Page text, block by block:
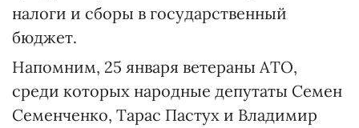
налоги и сборы в государственный
бюджет.
Напомним, 25 января ветераны АТО,
среди которых народные депутаты Семен
Семенченко, Тарас Пастух и Владимир